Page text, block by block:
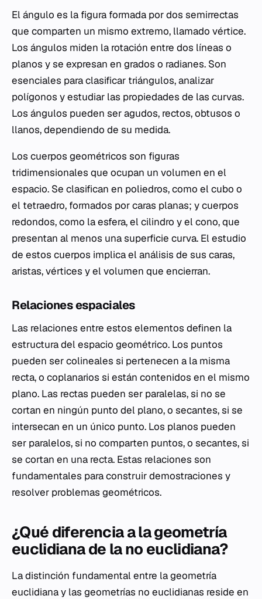
El ángulo es la figura formada por dos semirrectas
que comparten un mismo extremo, llamado vértice.
Los ángulos miden la rotación entre dos líneas o
planos y se expresan en grados o radianes. Son
esenciales para clasificar triángulos, analizar
polígonos y estudiar las propiedades de las curvas.
Los ángulos pueden ser agudos, rectos, obtusos o
llanos, dependiendo de su medida.
Los cuerpos geométricos son figuras
tridimensionales que ocupan un volumen en el
espacio. Se clasifican en poliedros, como el cubo o
el tetraedro, formados por caras planas; y cuerpos
redondos, como la esfera, el cilindro y el cono, que
presentan al menos una superficie curva. El estudio
de estos cuerpos implica el análisis de sus caras,
aristas, vértices y el volumen que encierran.
Relaciones espaciales
Las relaciones entre estos elementos definen la
estructura del espacio geométrico. Los puntos
pueden ser colineales si pertenecen a la misma
recta, o coplanarios si están contenidos en el mismo
plano. Las rectas pueden ser paralelas, si no se
cortan en ningún punto del plano, o secantes, si se
intersecan en un único punto. Los planos pueden
ser paralelos, si no comparten puntos, o secantes, si
se cortan en una recta. Estas relaciones son
fundamentales para construir demostraciones y
resolver problemas geométricos.
¿Qué diferencia a la geometría
euclidiana de la no euclidiana?
La distinción fundamental entre la geometría
euclidiana y las geometrías no euclidianas reside en